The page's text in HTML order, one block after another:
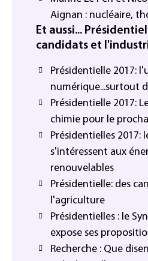
Aignan : nucléaire,
Et aussi...
candidats et
Présidentielle 2017:
numérique...surtout
Présidentielle 2017:
chimie pour le
Présidentielles 2017:
s'intéressent aux
renouvelables
Présidentielle: des
l'agriculture
Présidentielles : le
expose ses
Recherche : Que